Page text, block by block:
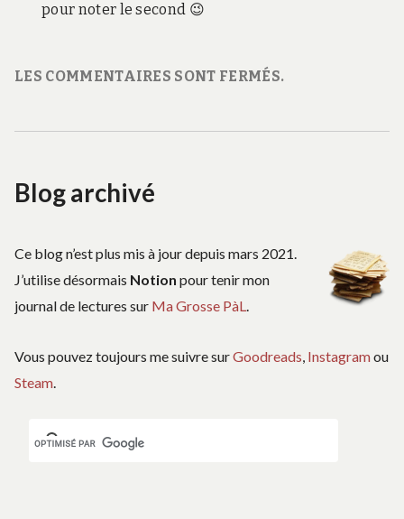
pour noter le second 😉
LES COMMENTAIRES SONT FERMÉS.
Blog archivé
Ce blog n’est plus mis à jour depuis mars 2021.
J’utilise désormais Notion pour tenir mon
journal de lectures sur Ma Grosse PàL.
Vous pouvez toujours me suivre surGoodreads Instagramou
Steam